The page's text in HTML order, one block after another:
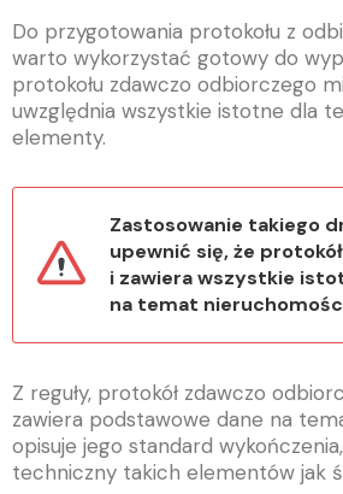
Do przygotowania protokołu z
warto wykorzystać gotowy do
protokołu zdawczo odbiorczego
uwzględnia wszystkie istotne dla
elementy.
Zastosowanie takiego
upewnić się, że
i zawiera wszystkie
na temat
Z reguły, protokół zdawczo
zawiera podstawowe dane na
opisuje jego standard
techniczny takich elementów jak